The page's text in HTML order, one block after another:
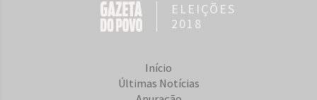
ELEIÇÕES
2018
Início
Últimas Notícias